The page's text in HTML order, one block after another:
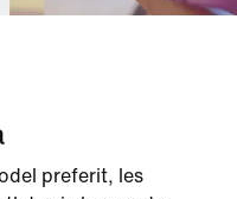
preferit, les